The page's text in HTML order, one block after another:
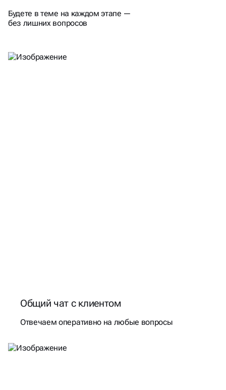
ЧТО МЫ ДЕЛАЕМ
Будете в теме на каждом этапе —
без лишних вопросов
Общий чат с клиентом
Отвечаем оперативно на любые вопросы